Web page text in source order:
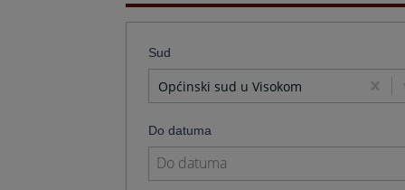
Sud
Općinski sud u Visokom
Do datuma